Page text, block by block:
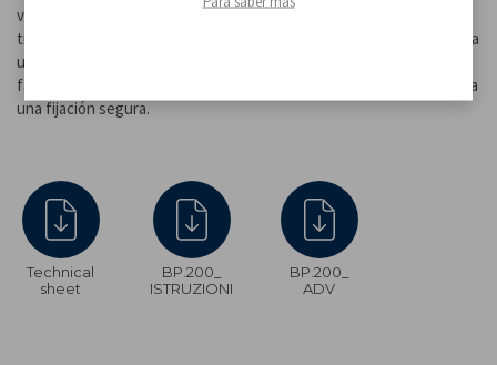
velocidades, es ideal para amasar, mezclar y batir. Tapa de plástico
transparente contra salpicaduras sobre el recipiente. Se suministra
una batidora rasante, una batidora plana y un gancho amasador
fácilmente intercambiable. Base con ventosas antideslizantes para
una fijación segura.
Technical
sheet
BP.200_
ISTRUZIONI
BP.200_
ADV